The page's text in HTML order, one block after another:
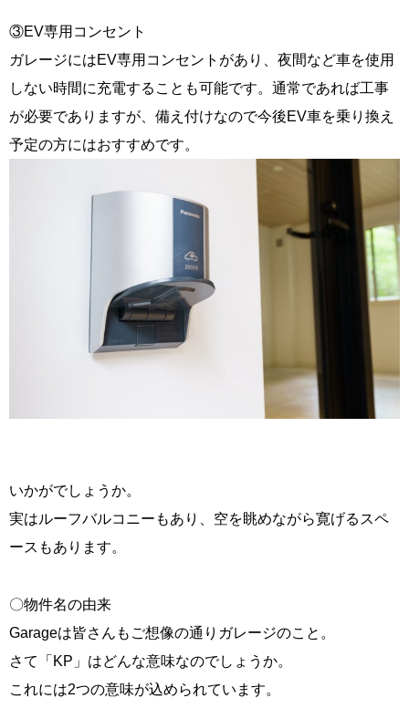
③EV専用コンセント
ガレージにはEV専用コンセントがあり、夜間など車を使用
しない時間に充電することも可能です。通常であれば工事
が必要でありますが、備え付けなので今後EV車を乗り換え
予定の方にはおすすめです。
いかがでしょうか。
実はルーフバルコニーもあり、空を眺めながら寛げるスペ
ースもあります。
〇物件名の由来
Garageは皆さんもご想像の通りガレージのこと。
さて「KP」はどんな意味なのでしょうか。
これには2つの意味が込められています。